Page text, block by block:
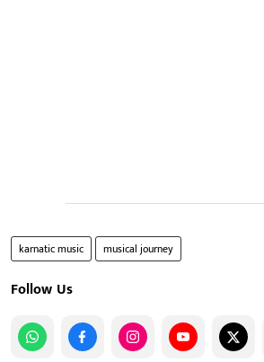
karnatic music musical journey
Follow Us